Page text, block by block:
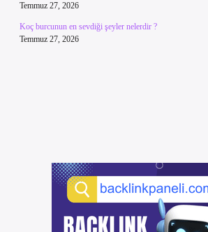
Temmuz 27, 2026
Koç burcunun en sevdiği şeyler nelerdir ?
Temmuz 27, 2026